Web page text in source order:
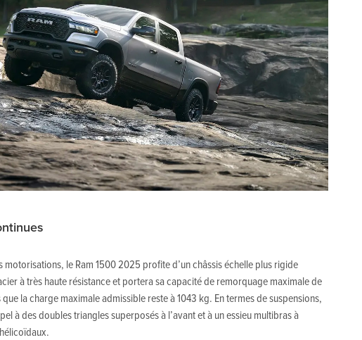
motorisations, le Ram 1500 2025 profite d’un châssis échelle plus rigide
à très haute résistance et portera sa capacité de remorquage maximale de
la charge maximale admissible reste à 1043 kg. En termes de suspensions,
à des doubles triangles superposés à l’avant et à un essieu multibras à